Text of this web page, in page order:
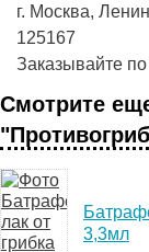
г. Москва,
125167
Заказывайте
Смотрите
3,3мл